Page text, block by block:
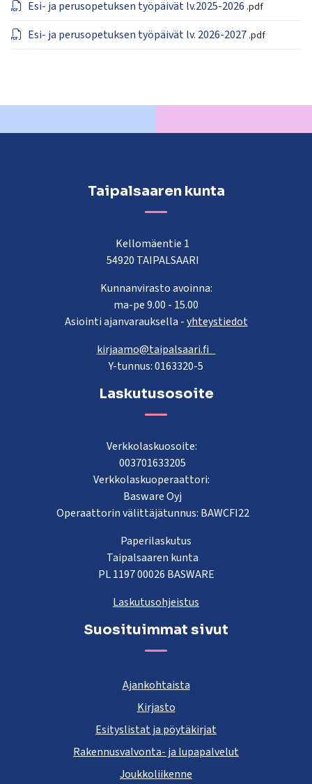
Esi- ja perusopetuksen työpäivät lv.2025-2026 .pdf
Esi- ja perusopetuksen työpäivät lv. 2026-2027 .pdf
Taipalsaaren kunta
Kellomäentie 1
54920 TAIPALSAARI
Kunnanvirasto avoinna:
ma-pe 9.00 - 15.00
Asiointi ajanvarauksella -yhteystiedot
kirjaamo@taipalsaari.fi
Y-tunnus: 0163320-5
Laskutusosoite
Verkkolaskuosoite:
003701633205
Verkkolaskuoperaattori:
Basware Oyj
Operaattorin välittäjätunnus: BAWCFI22
Paperilaskutus
Taipalsaaren kunta
PL 1197 00026 BASWARE
Laskutusohjeistus
Suosituimmat sivut
Ajankohtaista
Kirjasto
Esityslistat ja pöytäkirjat
Rakennusvalvonta- ja lupapalvelut
Joukkoliikenne